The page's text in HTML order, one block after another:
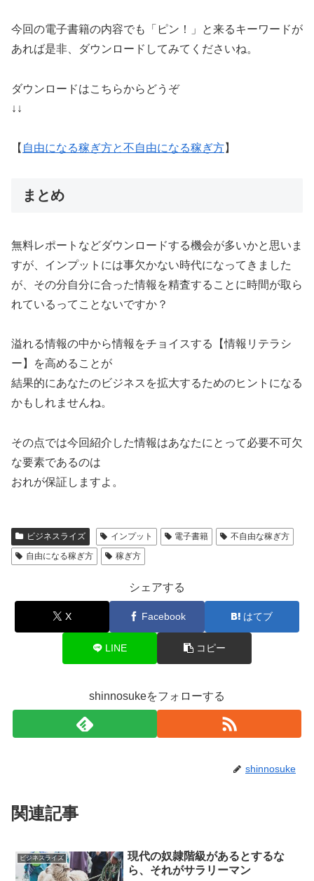
今回の電子書籍の内容でも「ピン！」と来るキーワードが
あれば是非、ダウンロードしてみてくださいね。
ダウンロードはこちらからどうぞ
↓↓
【 自由になる稼ぎ方と不自由になる稼ぎ方】
まとめ
無料レポートなどダウンロードする機会が多いかと思いま
すが、インプットには事欠かない時代になってきました
が、その分自分に合った情報を精査することに時間が取ら
れているってことないですか？
溢れる情報の中から情報をチョイスする【情報リテラシ
ー】を高めることが
結果的にあなたのビジネスを拡大するためのヒントになる
かもしれませんね。
その点では今回紹介した情報はあなたにとって必要不可欠
な要素であるのは
おれが保証しますよ。
ビジネスライズ インプット 電子書籍
不自由な稼ぎ方
自由になる稼ぎ方
稼ぎ方
シェアする
X Facebook はてブ
LINE コピー
shinnosukeをフォローする
shinnosuke
関連記事
ビジネスライズ
現代の奴隷階級があるとするな
ら、それがサラリーマン